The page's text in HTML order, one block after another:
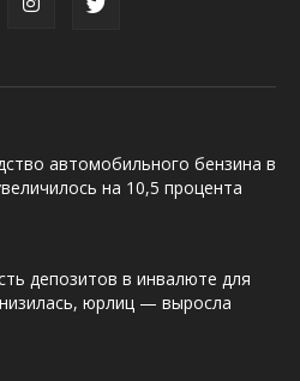
автомобильного бензина в
на 10,5 процента
депозитов в инвалюте для
юрлиц — выросла